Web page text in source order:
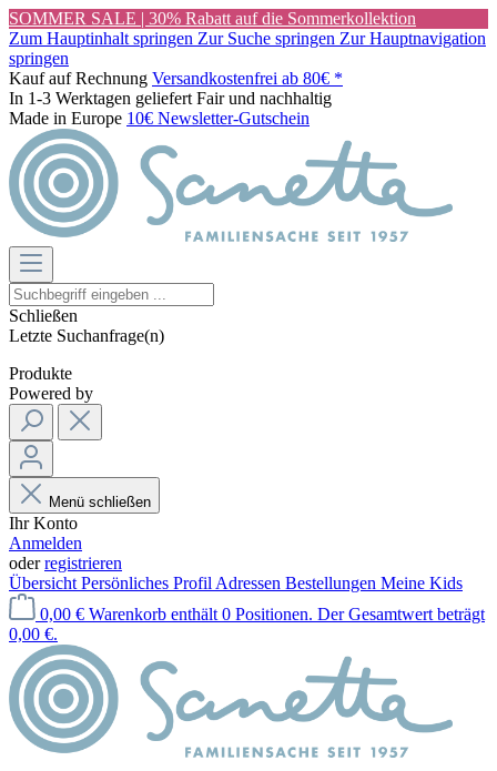
SOMMER SALE | 30% Rabatt auf die Sommerkollektion
Zum Hauptinhalt springen Zur Suche springen Zur Hauptnavigation
springen
Kauf auf Rechnung Versandkostenfrei ab 80€ *
In 1-3 Werktagen geliefert Fair und nachhaltig
Made in Europe 10€ Newsletter-Gutschein
Schließen
Letzte Suchanfrage(n)
Produkte
Powered by
Menü schließen
Ihr Konto
Anmelden
oderregistrieren
Übersicht Persönliches Profil Adressen Bestellungen Meine Kids
0,00 € Warenkorb enthält 0 Positionen. Der Gesamtwert beträgt
0,00 €.